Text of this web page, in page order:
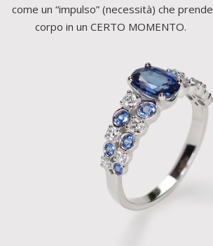
come un “impulso” (necessità) che prende
corpo in un CERTO MOMENTO.